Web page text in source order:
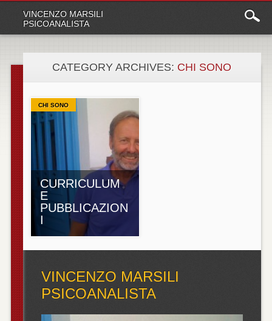
VINCENZO MARSILI
PSICOANALISTA
menu
content
CATEGORY ARCHIVES: CHI SONO
CHI SONO
CURRICULUM
E
PUBBLICAZION
I
VINCENZO MARSILI
PSICOANALISTA